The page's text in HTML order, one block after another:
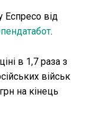
Еспресо від
.
в 1,7 раза з
військ
на кінець